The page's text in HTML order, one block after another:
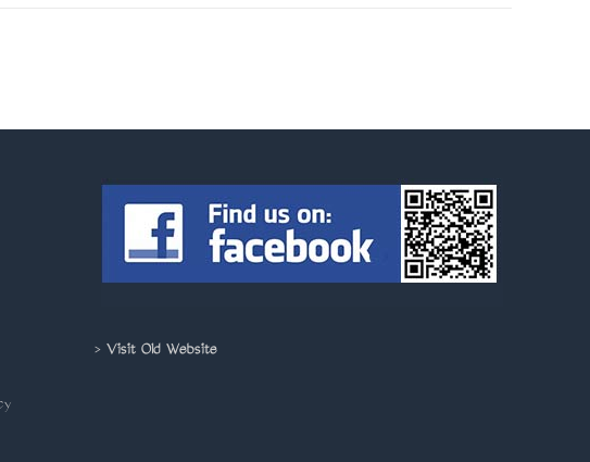
> Visit Old Website